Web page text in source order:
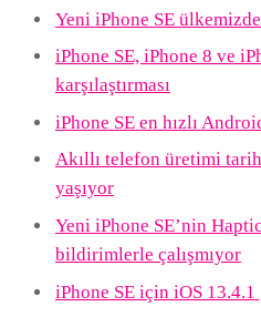
Yeni iPhone SE
iPhone SE, iPhone 8 ve
karşılaştırması
iPhone SE en hızlı
Akıllı telefon üretimi
yaşıyor
Yeni iPhone SE’nin
bildirimlerle çalışmıyor
iPhone SE için iOS 13.4.1